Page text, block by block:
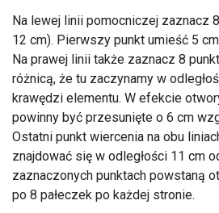
Na lewej linii pomocniczej zaznacz
12 cm). Pierwszy punkt umieść 5
Na prawej linii także zaznacz 8
różnicą, że tu zaczynamy w
krawędzi elementu. W efekcie
powinny być przesunięte o 6 cm
Ostatni punkt wiercenia na obu
znajdować się w odległości 11 cm
zaznaczonych punktach powstaną
po 8 pałeczek po każdej stronie.